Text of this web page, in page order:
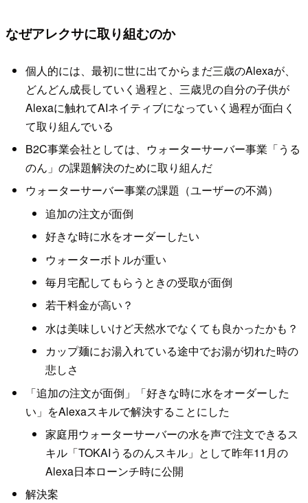
なぜアレクサに取り組むのか
個人的には、最初に世に出てからまだ三歳のAlexaが、
どんどん成長していく過程と、三歳児の自分の子供が
Alexaに触れてAIネイティブになっていく過程が面白く
て取り組んでいる
B2C事業会社としては、ウォーターサーバー事業「うる
のん」の課題解決のために取り組んだ
ウォーターサーバー事業の課題（ユーザーの不満）
追加の注文が面倒
好きな時に水をオーダーしたい
ウォーターボトルが重い
毎月宅配してもらうときの受取が面倒
若干料金が高い？
水は美味しいけど天然水でなくても良かったかも？
カップ麺にお湯入れている途中でお湯が切れた時の
悲しさ
「追加の注文が面倒」「好きな時に水をオーダーした
い」をAlexaスキルで解決することにした
家庭用ウォーターサーバーの水を声で注文できるス
キル「TOKAIうるのんスキル」として昨年11月の
Alexa日本ローンチ時に公開
解決案